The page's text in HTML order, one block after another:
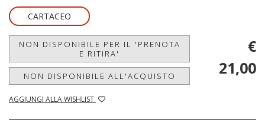
CARTACEO
NON DISPONIBILE PER IL 'PRENOTA
E RITIRA'
NON DISPONIBILE ALL'ACQUISTO
AGGIUNGI ALLA WISHLIST
€
21,00